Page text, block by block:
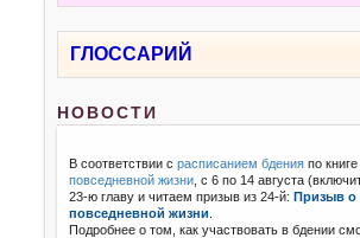
ГЛОССАРИЙ
НОВОСТИ
В соответствии срасписанием бдения по
повседневной жизни , с 6 по 14 августа
23-ю главу и читаем призыв из 24-й:Призыв о
повседневной жизни
Подробнее о том, как участвовать в бдении